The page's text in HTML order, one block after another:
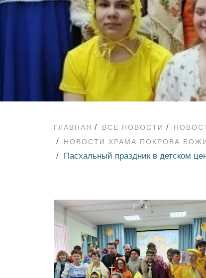
ГЛАВНАЯ ВСЕ НОВОСТИ
НОВОСТИ ХРАМА ПОКРОВА
Пасхальный праздник в детском